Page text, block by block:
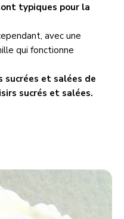
typiques pour la
avec une
qui fonctionne
et salées de
sucrés et salées.